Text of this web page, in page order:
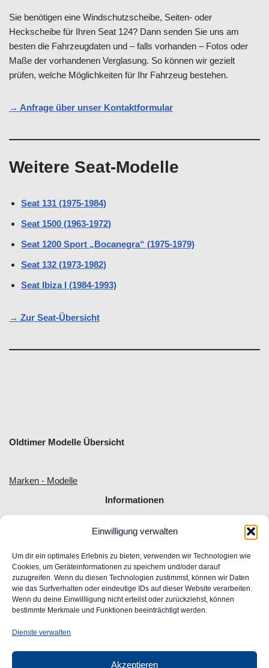
Einwilligung verwalten
Um dir ein optimales Erlebnis zu bieten, verwenden wir Technologien wie
Cookies, um Geräteinformationen zu speichern und/oder darauf
zuzugreifen. Wenn du diesen Technologien zustimmst, können wir Daten
wie das Surfverhalten oder eindeutige IDs auf dieser Website verarbeiten.
Wenn du deine Einwillligung nicht erteilst oder zurückziehst, können
bestimmte Merkmale und Funktionen beeinträchtigt werden.
Dienste verwalten
Akzeptieren
Sie benötigen eine Windschutzscheibe, Seiten- oder
Heckscheibe für Ihren Seat 124? Dann senden Sie uns am
besten die Fahrzeugdaten und – falls vorhanden – Fotos oder
Maße der vorhandenen Verglasung. So können wir gezielt
prüfen, welche Möglichkeiten für Ihr Fahrzeug bestehen.
→ Anfrage über unser Kontaktformular
Weitere Seat-Modelle
Seat 131 (1975-1984)
Seat 1500 (1963-1972)
Seat 1200 Sport „Bocanegra“ (1975-1979)
Seat 132 (1973-1982)
Seat Ibiza I (1984-1993)
→ Zur Seat-Übersicht
Oldtimer Modelle Übersicht
Marken - Modelle
Informationen
Allgemeine Geschäftsbedingungen
Impressum
Widerrufsrecht
Datenschutz
FAQ
Unser Engagement für Barrierefreiheit im Web
Ansprechpartner